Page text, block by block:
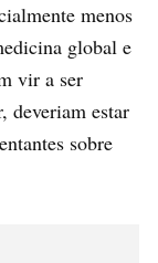
menos
global e
vir a ser
deveriam estar
sobre